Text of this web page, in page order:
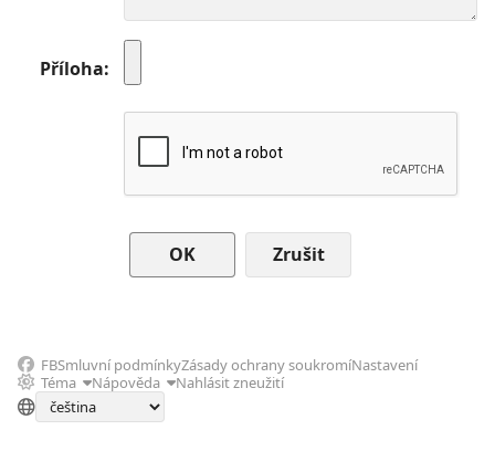
Příloha
Zrušit
FBSmluvní podmínkyZásady ochrany soukromíNastavení
Téma
Nápověda Nahlásit zneužití